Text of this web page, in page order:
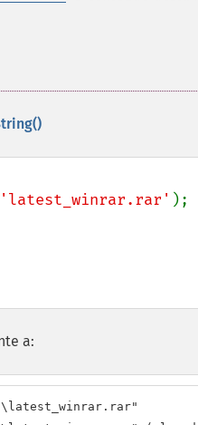
'latest_winrar.rar' );
a: